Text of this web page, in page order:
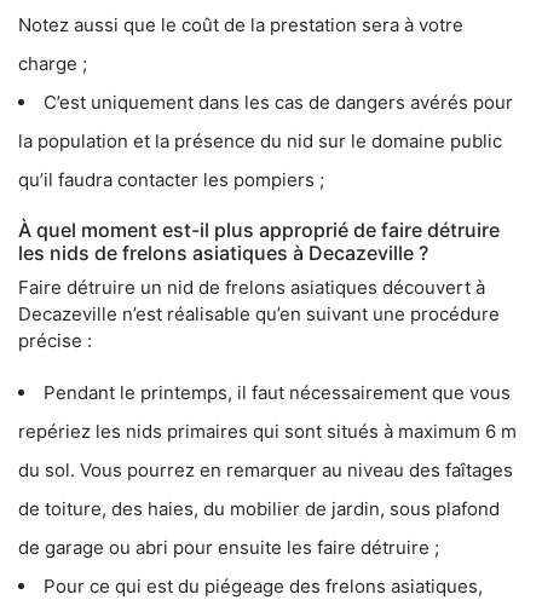
Notez aussi que le coût de la prestation sera à votre
charge ;
C’est uniquement dans les cas de dangers avérés pour
la population et la présence du nid sur le domaine public
qu’il faudra contacter les pompiers ;
À quel moment est-il plus approprié de faire détruire
les nids de frelons asiatiques à Decazeville ?
Faire détruire un nid de frelons asiatiques découvert à
Decazeville n’est réalisable qu’en suivant une procédure
précise :
Pendant le printemps, il faut nécessairement que vous
repériez les nids primaires qui sont situés à maximum 6 m
du sol. Vous pourrez en remarquer au niveau des faîtages
de toiture, des haies, du mobilier de jardin, sous plafond
de garage ou abri pour ensuite les faire détruire ;
Pour ce qui est du piégeage des frelons asiatiques,